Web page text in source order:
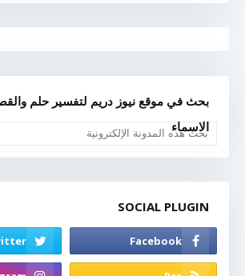
بحث في موقع نيوز دريم لتفسير حلم
الاسماء
SOCIAL PLUGIN